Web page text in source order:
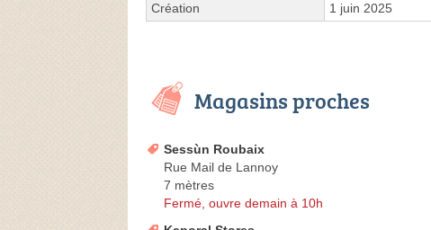
Création
1 juin 2025
Magasins proches
Sessùn Roubaix
Rue Mail de Lannoy
7 mètres
Fermé, ouvre demain à 10h